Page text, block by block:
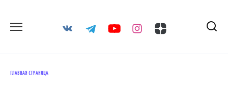
содержанию
ГЛАВНАЯ СТРАНИЦА